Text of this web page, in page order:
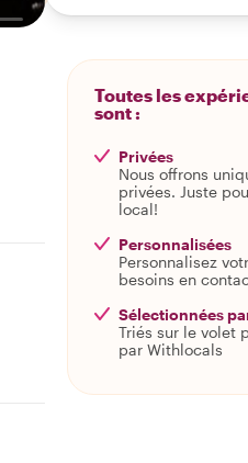
Toutes les
sont :
Privées
Nous offrons
privées. Juste
local!
Personnalisées
Personnalisez
besoins en
Sélectionnées
Triés sur le volet
par Withlocals